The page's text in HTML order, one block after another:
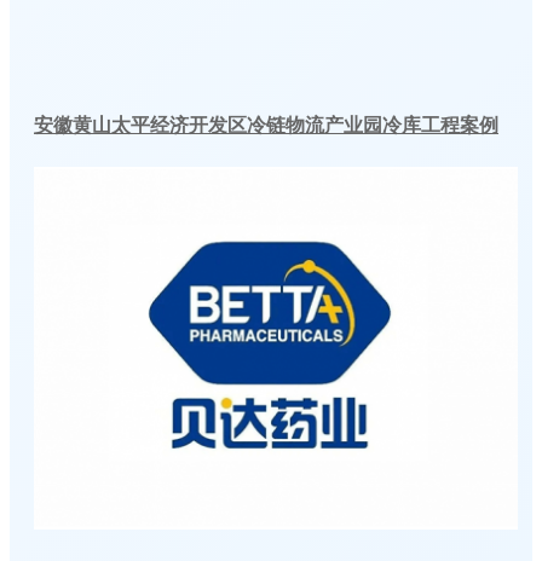
安徽黄山太平经济开发区冷链物流产业园冷库工程案例